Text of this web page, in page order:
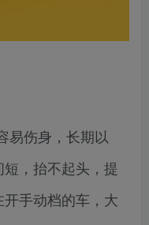
易伤身，长期以
，抬不起头，提
手动档的车，大